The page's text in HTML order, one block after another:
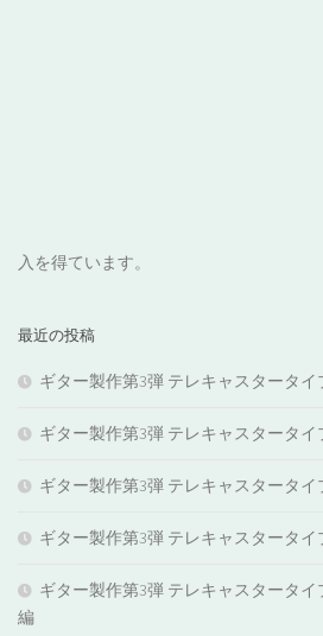
入を得ています。
最近の投稿
ギター製作第3弾 テレキャスタータ
ギター製作第3弾 テレキャスタータ
ギター製作第3弾 テレキャスタータ
ギター製作第3弾 テレキャスタータ
ギター製作第3弾 テレキャスタータ
編